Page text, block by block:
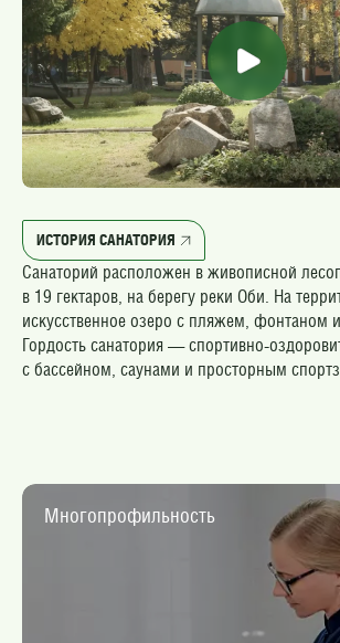
ИСТОРИЯ САНАТОРИЯ
Санаторий расположен в живописной
в 19 гектаров, на берегу реки Оби. На
искусственное озеро с пляжем, фонтаном
Гордость санатория — спортивно-
с бассейном, саунами и просторным
Многопрофильность